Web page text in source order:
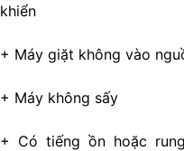
khiển
+ Máy giặt không vào
+ Máy không sấy
+ Có tiếng ồn hoặc